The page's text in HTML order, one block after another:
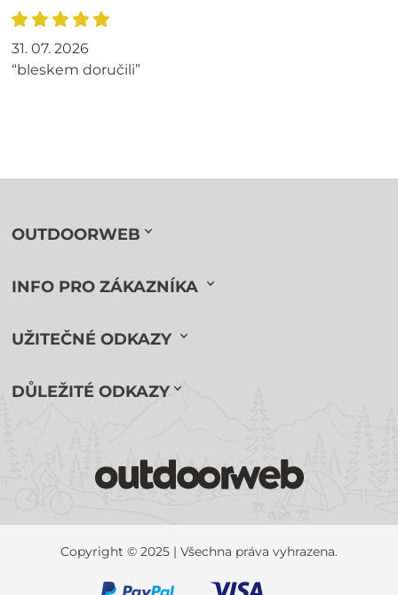
31. 07. 2026
“bleskem doručili”
OUTDOORWEB
INFO PRO ZÁKAZNÍKA
UŽITEČNÉ ODKAZY
DŮLEŽITÉ ODKAZY
Copyright © 2025 | Všechna práva vyhrazena.